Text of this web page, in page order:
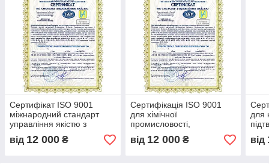
Сертифікат ISO 9001
міжнародний стандарт
управління якістю з
комплексним підходом до
ефективності бізнесу,
від 12 000 ₴
Сертифікація ISO 9001
для хімічної
промисловості,
стандартів якості,
від 12 000₴
для
від